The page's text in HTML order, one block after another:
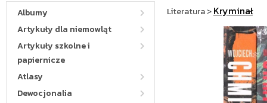
Albumy
Artykuły dla niemowląt
Artykuły szkolne i
papiernicze
Atlasy
Dewocjonalia
Literatura>Kryminał